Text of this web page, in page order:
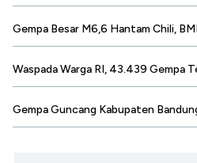
Gempa Besar M6,6 Hantam Chili,
Waspada Warga RI, 43.439 Gempa
Gempa Guncang Kabupaten